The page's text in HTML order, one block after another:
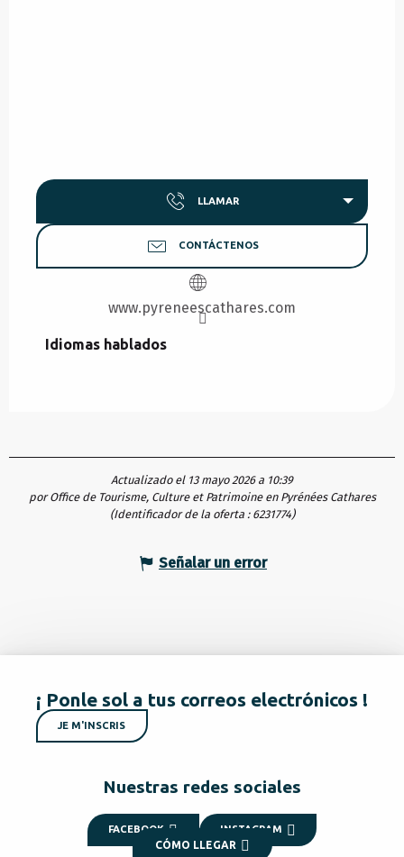
LLAMAR
CONTÁCTENOS
www.pyreneescathares.com
Idiomas hablados
Idiomas hablados
Actualizado el 13 mayo 2026 a 10:39
por Office de Tourisme, Culture et Patrimoine en Pyrénées Cathares
(Identificador de la oferta : 6231774)
Señalar un error
¡ Ponle sol a tus correos electrónicos !
JE M'INSCRIS
Nuestras redes sociales
FACEBOOK INSTAGRAM
CÓMO LLEGAR